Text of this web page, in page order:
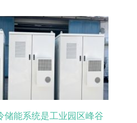
储能系统是工业园区峰谷